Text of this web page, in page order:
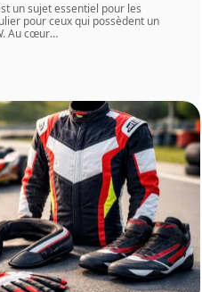
un sujet essentiel pour les
pour ceux qui possèdent un
Au cœur…